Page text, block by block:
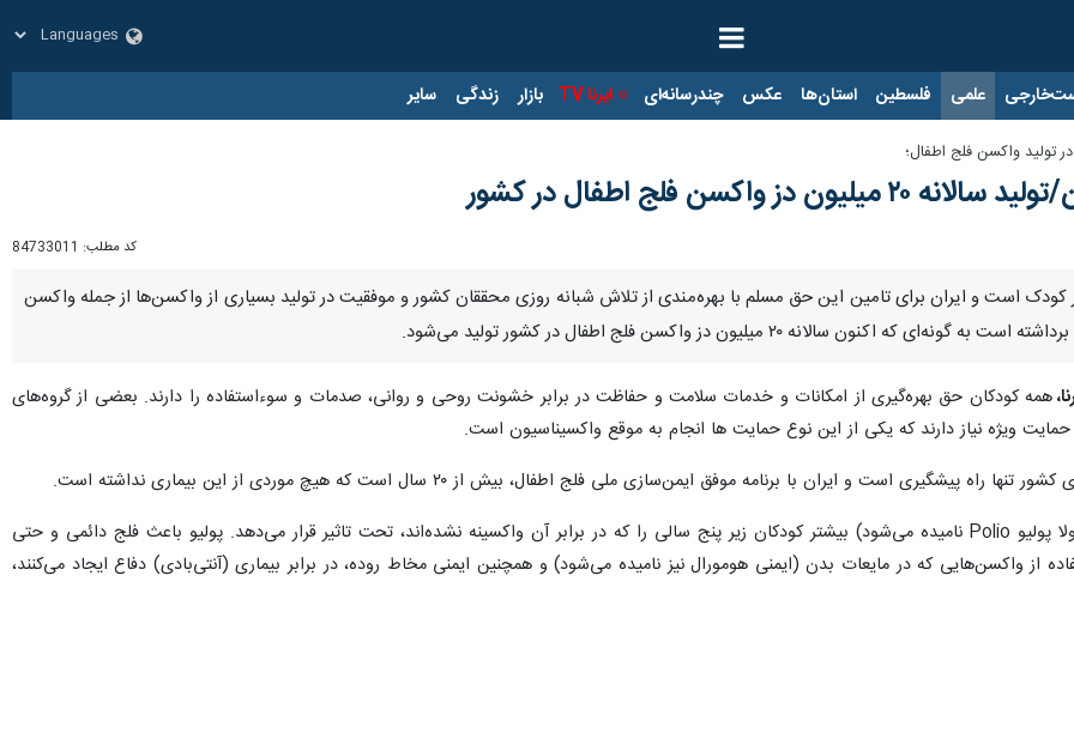
علمی فلسطین استان‌ها عکس چندرسانه‌ای ایرنا TV بازار زندگی سایر
تولید واکسن فلج اطفال؛
واکسن فلج اطفال در کشور
کد مطلب: 84733011